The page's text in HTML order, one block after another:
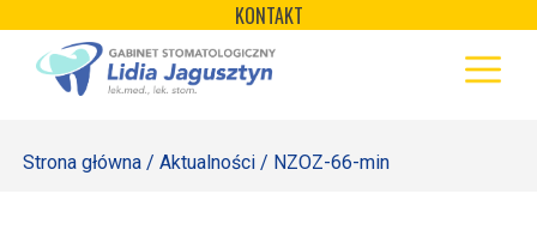
content
KONTAKT ×
STRONA GŁÓWNA
REJESTRACJA
Strona główna / Aktualności / NZOZ-66-min